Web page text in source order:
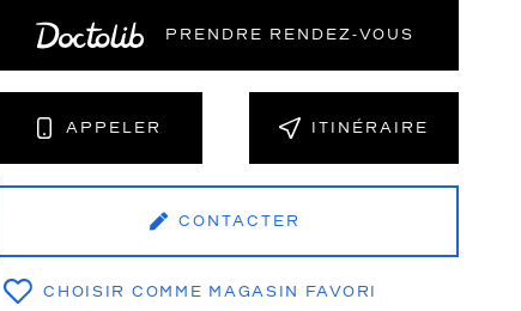
PRENDRE RENDEZ‑VOUS
APPELER ITINÉRAIRE
CONTACTER
CHOISIR COMME MAGASIN FAVORI